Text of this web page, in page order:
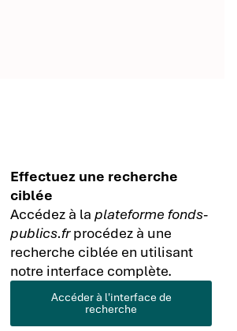
Effectuez une recherche
ciblée
Accédez à laplateforme fonds-
publics.frprocédez à une
recherche ciblée en utilisant
notre interface complète.
Accéder à l'interface de
recherche